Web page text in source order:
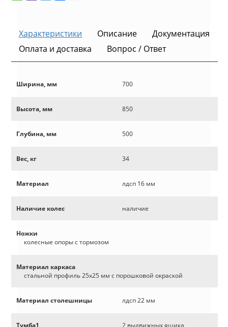
Характеристики Описание
Документация
Оплата и доставка
Вопрос / Ответ
Ширина, мм 700
Высота, мм 850
Глубина, мм 500
Вес, кг 34
Материал лдсп 16 мм
Наличие колес наличие
Ножки
колесные опоры с тормозом
Материал каркаса
стальной профиль 25х25 мм с порошковой окраской
Материал столешницы лдсп 22 мм